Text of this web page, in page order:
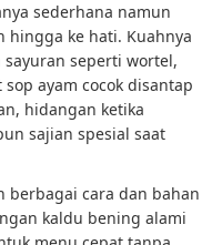
sederhana namun
ke hati. Kuahnya
seperti wortel,
ayam cocok disantap
hidangan ketika
sajian spesial saat
berbagai cara dan bahan
kaldu bening alami